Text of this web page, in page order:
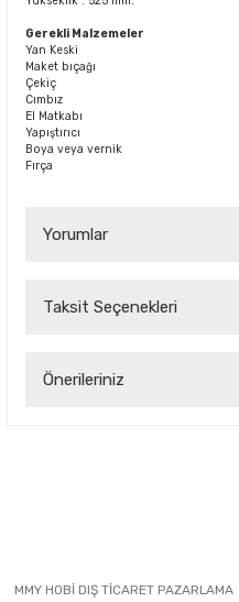
Gerekli Malzemeler
Yan Keski
Maket bıçağı
Çekiç
Cımbız
El Matkabı
Yapıştırıcı
Boya veya vernik
Fırça
Yorumlar
Taksit Seçenekleri
Önerileriniz
Ürün açıklamasında eksik
MMY HOBİ DIŞ TİCARET PAZARLAMA